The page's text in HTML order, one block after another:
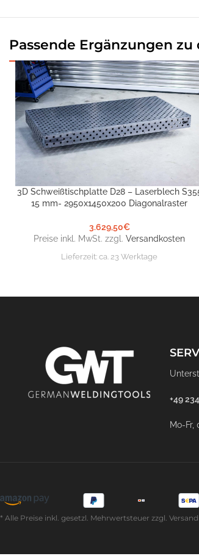
Passende Ergänzungen
IN DEN WARENKORB
3D Schweißtischplatte D28 – Laserblech
15 mm- 2950x1450x200 Diagonalraster
3.629,50€
Preise inkl. MwSt. zzgl.Versandkosten
Lieferzeit:ca. 23 Werktage
+49
Mo-Fr,
* Alle Preise inkl. gesetzl. Mehrwertsteuer zzgl.